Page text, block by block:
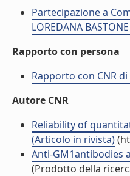
Partecipazione a
LOREDANA
Rapporto con persona
Rapporto con CNR di
Autore CNR
Reliability of
(Articolo in rivista)
Anti-GM1antibodies
(Prodotto della